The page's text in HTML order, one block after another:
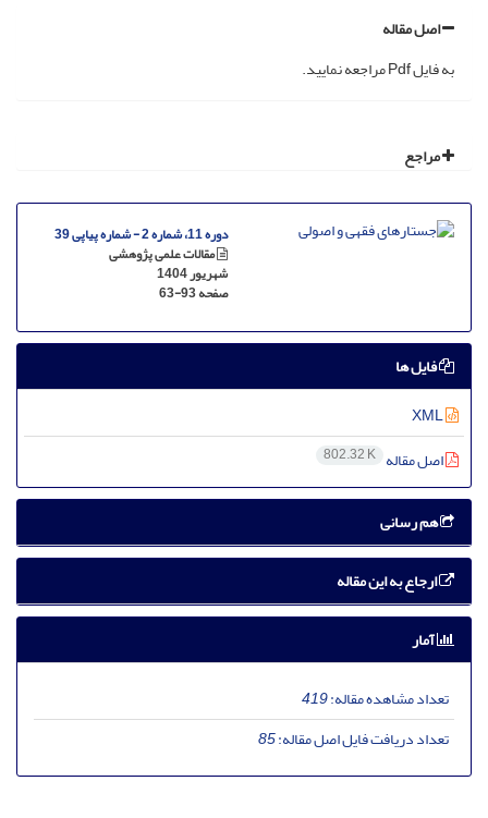
اصل مقاله
به فایل Pdf مراجعه نمایید.
مراجع
دوره 11، شماره 2 - شماره پیاپی 39
مقالات علمی پژوهشی
شهریور 1404
صفحه63-93
فایل ها
اصل مقاله 802.32 K
هم رسانی
ارجاع به این مقاله
آمار
تعداد مشاهده مقاله:419
تعداد دریافت فایل اصل مقاله:85